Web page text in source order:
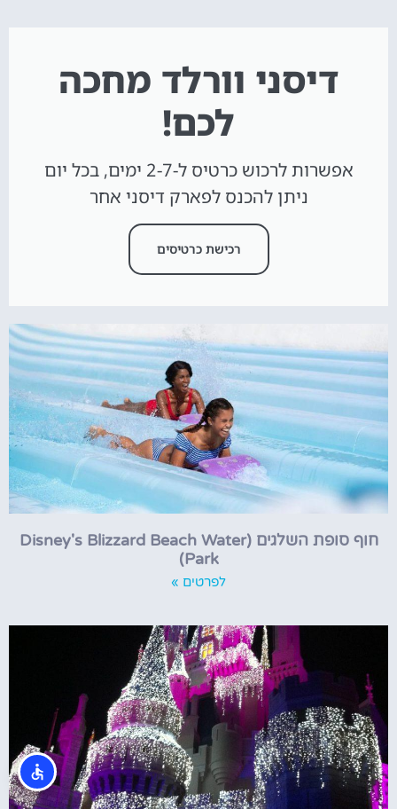
דיסני וורלד מחכה
לכם!
אפשרות לרכוש כרטיס ל-2-7 ימים, בכל יום
ניתן להכנס לפארק דיסני אחר
רכישת כרטיסים
חוף סופת השלגים (Disney's Blizzard Beach Water
Park)
לפרטים »